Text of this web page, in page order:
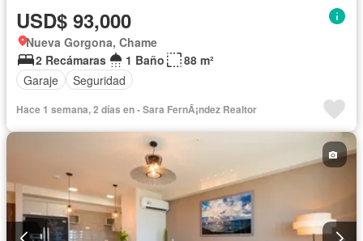
USD$ 93,000
Nueva Gorgona, Chame
2 Recámaras
1 Baño
88 m²
Garaje
Seguridad
Hace 1 semana, 2 días en - Sara FernÃ¡ndez Realtor